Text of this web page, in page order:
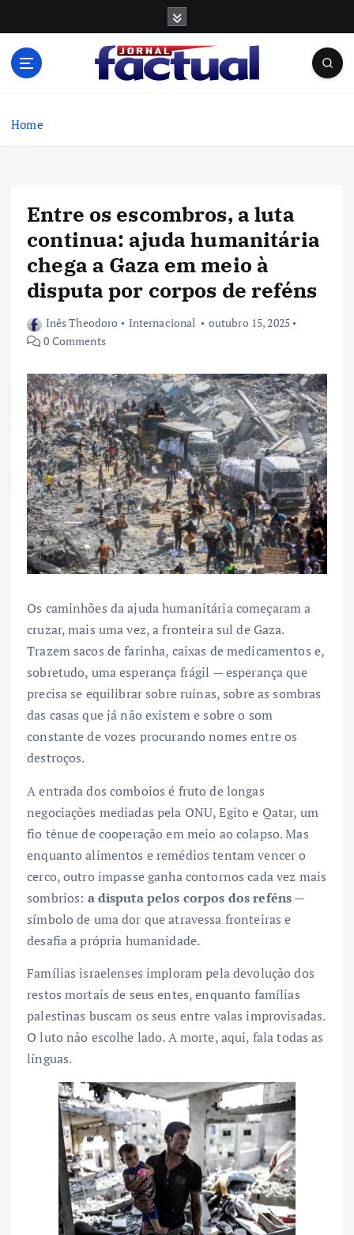
Home
Entre os escombros, a luta
continua: ajuda humanitária
chega a Gaza em meio à
disputa por corpos de reféns
Inês Theodoro Internacional
outubro 15, 2025
0 Comments
Os caminhões da ajuda humanitária começaram a
cruzar, mais uma vez, a fronteira sul de Gaza.
Trazem sacos de farinha, caixas de medicamentos e,
sobretudo, uma esperança frágil — esperança que
precisa se equilibrar sobre ruínas, sobre as sombras
das casas que já não existem e sobre o som
constante de vozes procurando nomes entre os
destroços.
A entrada dos comboios é fruto de longas
negociações mediadas pela ONU, Egito e Qatar, um
fio tênue de cooperação em meio ao colapso. Mas
enquanto alimentos e remédios tentam vencer o
cerco, outro impasse ganha contornos cada vez mais
sombrios: a disputa pelos corpos dos reféns—
símbolo de uma dor que atravessa fronteiras e
desafia a própria humanidade.
Famílias israelenses imploram pela devolução dos
restos mortais de seus entes, enquanto famílias
palestinas buscam os seus entre valas improvisadas.
O luto não escolhe lado. A morte, aqui, fala todas as
línguas.